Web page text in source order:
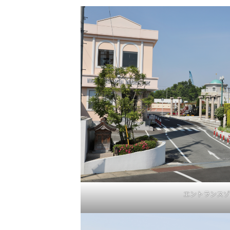
エントランス